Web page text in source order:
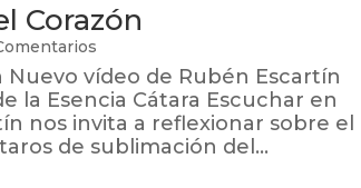
Corazón
Nuevo vídeo de Rubén Escartín
la Esencia Cátara Escuchar en
nos invita a reflexionar sobre el
de sublimación del...